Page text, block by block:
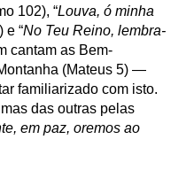
102), “Louva, ó minha
e “No Teu Reino, lembra-
cantam as Bem-
(Mateus 5) —
familiarizado com isto.
das outras pelas
em paz, oremos ao